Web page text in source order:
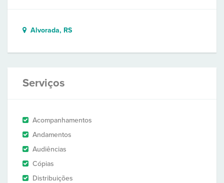
Alvorada, RS
Serviços
Acompanhamentos
Andamentos
Audiências
Cópias
Distribuições